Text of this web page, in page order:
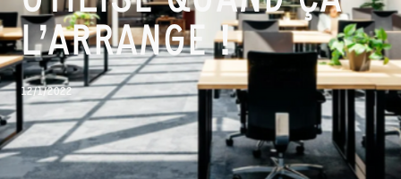
L’ARRANGE !
12/1/2022